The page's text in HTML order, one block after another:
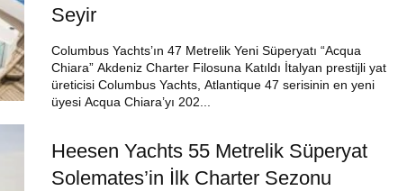
Seyir
Columbus Yachts’ın 47 Metrelik Yeni Süperyatı “Acqua
Chiara” Akdeniz Charter Filosuna Katıldı İtalyan prestijli yat
üreticisi Columbus Yachts, Atlantique 47 serisinin en yeni
üyesi Acqua Chiara’yı 202...
Heesen Yachts 55 Metrelik Süperyat
Solemates’in İlk Charter Sezonu